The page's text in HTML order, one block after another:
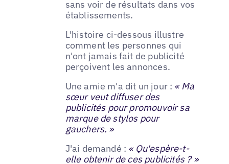
sans voir de résultats dans vos
établissements.
L'histoire ci-dessous illustre
comment les personnes qui
n'ont jamais fait de publicité
perçoivent les annonces.
Une amie m'a dit un jour : « Ma
sœur veut diffuser des
publicités pour promouvoir sa
marque de stylos pour
gauchers. »
J'ai demandé : « Qu'espère-t-
elle obtenir de ces publicités ? »